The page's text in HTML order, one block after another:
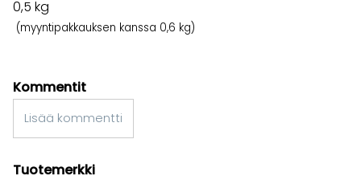
0,5 kg
(myyntipakkauksen kanssa 0,6 kg)
Kommentit
Lisää kommentti
Tuotemerkki